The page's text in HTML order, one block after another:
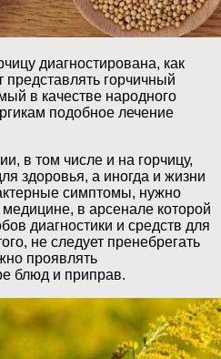
диагностирована, как
горчичный
в качестве народного
подобное лечение
в том числе и на горчицу,
здоровья, а иногда и жизни
симптомы, нужно
в арсенале которой
диагностики и средств для
не следует пренебрегать
проявлять
блюд и приправ.